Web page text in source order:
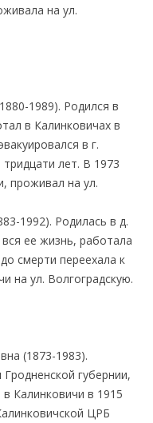
на ул.
1989). Родился в
в Калинковичах в
в г.
лет. В 1973
проживал на ул.
1992). Родилась в д.
ее жизнь, работала
смерти переехала к
на ул. Волгоградскую.
(1873-1983).
губернии,
Калинковичи в 1915
ЦРБ